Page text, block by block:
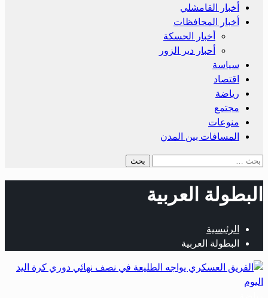
أخبار القامشلي
أخبار المحافظات
أخبار الحسكة
أحبار دير الزور
سياسة
اقتصاد
رياضة
مجتمع
منوعات
المسافات بين المدن
البطولة العربية
الرئيسية
البطولة العربية